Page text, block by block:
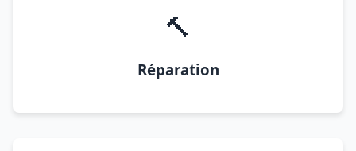
🔨
Réparation